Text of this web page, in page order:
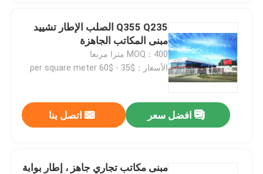
Q355 Q235 الصلب الإطار تشييد
مبنى المكاتب الجاهزة
MOQ：400 مترا مربعا
الأسعار：$35 - $60 per square meter
افضل سعر اتصل بنا
مبنى مكاتب تجاري جاهز ، إطار بوابة